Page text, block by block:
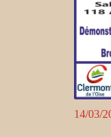
14/03/